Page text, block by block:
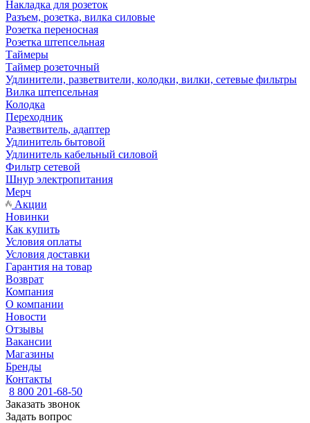
Накладка для розеток
Разъем, розетка, вилка силовые
Розетка переносная
Розетка штепсельная
Таймеры
Таймер розеточный
Удлинители, разветвители, колодки, вилки, сетевые фильтры
Вилка штепсельная
Колодка
Переходник
Разветвитель, адаптер
Удлинитель бытовой
Удлинитель кабельный силовой
Фильтр сетевой
Шнур электропитания
Мерч
Акции
Новинки
Как купить
Условия оплаты
Условия доставки
Гарантия на товар
Возврат
Компания
О компании
Новости
Отзывы
Вакансии
Магазины
Бренды
Контакты
8 800 201-68-50
Заказать звонок
Задать вопрос